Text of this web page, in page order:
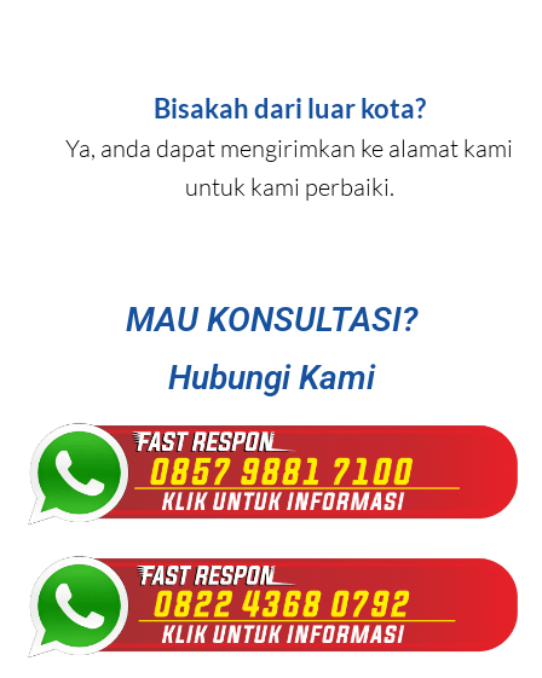
Bisakah dari luar kota?
Ya, anda dapat mengirimkan ke alamat kami
untuk kami perbaiki.
MAU KONSULTASI?
Hubungi Kami